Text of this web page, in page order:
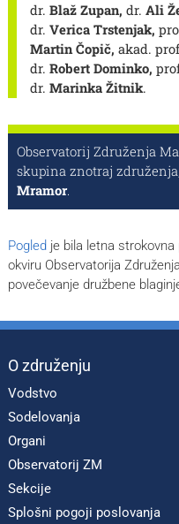
Observatorij Združenja
skupina znotraj
Mramor.
Pogled je bila letna strokovna
okviru Observatorija
povečevanje družbene
dr. Blaž Zupan, dr. Ali
dr. Verica Trstenjak,
Martin Čopič, akad.
dr. Robert Dominko,
dr. Marinka Žitnik.
O združenju
Vodstvo
Sodelovanja
Organi
Observatorij ZM
Sekcije
Splošni pogoji poslovanja